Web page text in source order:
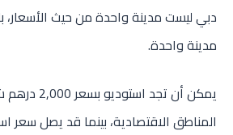
دبي ليست مدينة واحدة من حيث
مدينة واحدة.
يمكن أن تجد
المناطق الاقتصادية، بينما قد يصل سعر